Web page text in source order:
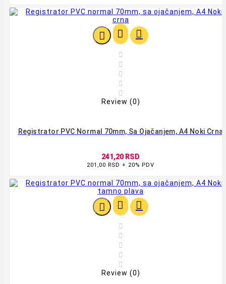
  





Review (0)
Registrator PVC Normal 70mm, Sa Ojačanjem, A4 Noki Crna
241,20 RSD
201,00 RSD + 20% PDV
  





Review (0)